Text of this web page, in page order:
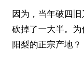
因为，当年破四
砍掉了一大半。
阳梨的正宗产地？